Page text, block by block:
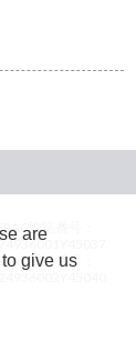
許諾番号：
許諾番号：
are
give us